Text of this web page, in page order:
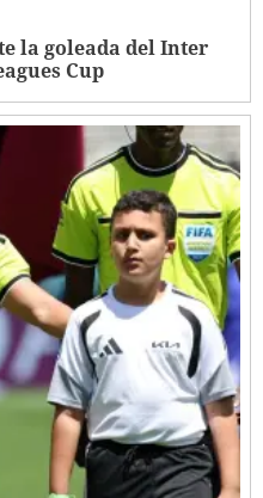
la goleada del Inter
Cup